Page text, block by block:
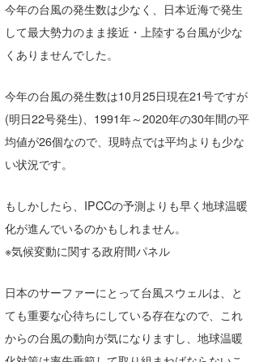
今年の台風の発生数は少なく、日本近海で発生
して最大勢力のまま接近・上陸する台風が少な
くありませんでした。
今年の台風の発生数は10月25日現在21号ですが
(明日22号発生)、1991年～2020年の30年間の平
均値が26個なので、現時点では平均よりも少な
い状況です。
もしかしたら、IPCCの予測よりも早く地球温暖
化が進んでいるのかもしれません。
※気候変動に関する政府間パネル
日本のサーファーにとって台風スウェルは、と
ても重要な心待ちにしている存在なので、これ
からの台風の動向が気になりますし、地球温暖
wanda
予報士 hiro.
banpaku
Mr.K
chappy